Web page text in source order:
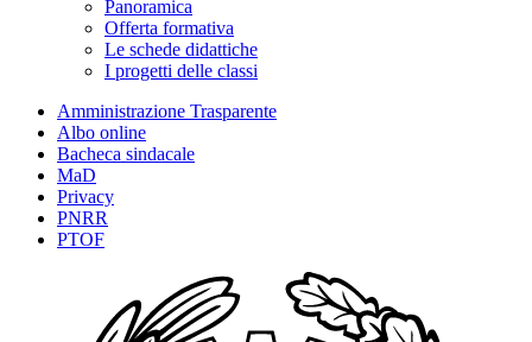
Panoramica
Offerta formativa
Le schede didattiche
I progetti delle classi
Amministrazione Trasparente
Albo online
Bacheca sindacale
MaD
Privacy
PNRR
PTOF